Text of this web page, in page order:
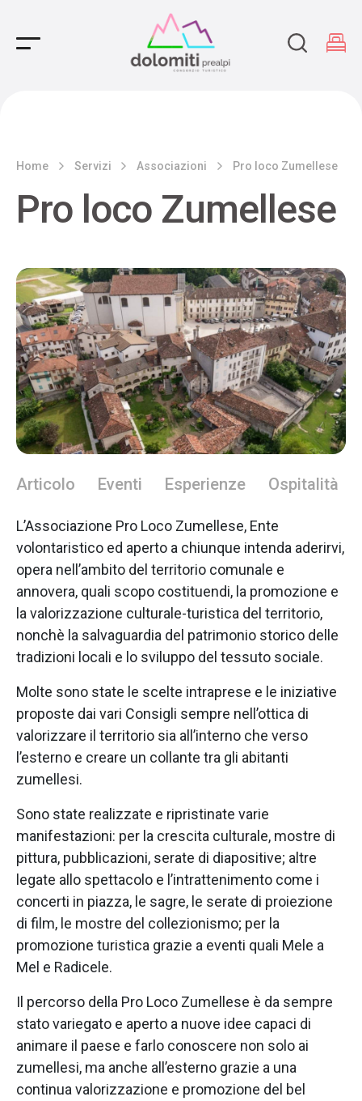
Main Navigation
Home Servizi Associazioni Pro loco Zumellese
Pro loco Zumellese
Articolo Eventi Esperienze Ospitalità
L’Associazione Pro Loco Zumellese, Ente
volontaristico ed aperto a chiunque intenda aderirvi,
opera nell’ambito del territorio comunale e
annovera, quali scopo costituendi, la promozione e
la valorizzazione culturale-turistica del territorio,
nonchè la salvaguardia del patrimonio storico delle
tradizioni locali e lo sviluppo del tessuto sociale.
Molte sono state le scelte intraprese e le iniziative
proposte dai vari Consigli sempre nell’ottica di
valorizzare il territorio sia all’interno che verso
l’esterno e creare un collante tra gli abitanti
zumellesi.
Sono state realizzate e ripristinate varie
manifestazioni: per la crescita culturale, mostre di
pittura, pubblicazioni, serate di diapositive; altre
legate allo spettacolo e l’intrattenimento come i
concerti in piazza, le sagre, le serate di proiezione
di film, le mostre del collezionismo; per la
promozione turistica grazie a eventi quali Mele a
Mel e Radicele.
Il percorso della Pro Loco Zumellese è da sempre
stato variegato e aperto a nuove idee capaci di
animare il paese e farlo conoscere non solo ai
zumellesi, ma anche all’esterno grazie a una
continua valorizzazione e promozione del bel